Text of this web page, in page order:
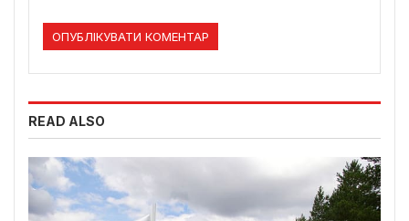
READ ALSO